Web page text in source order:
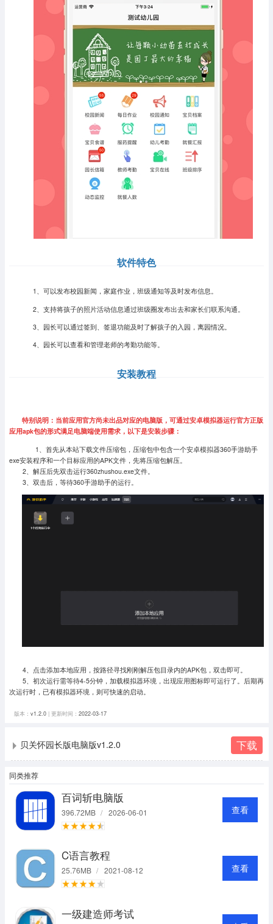
软件特色
1、可以发布校园新闻，家庭作业，班级通知等及时发布信息。
2、支持将孩子的照片活动信息通过班级圈发布出去和家长们联系沟通。
3、园长可以通过签到、签退功能及时了解孩子的入园，离园情况。
4、园长可以查看和管理老师的考勤功能等。
安装教程
特别说明：当前应用官方尚未出品对应的电脑版，可通过安卓模拟器运行官方正版
应用apk包的形式满足电脑端使用需求，以下是安装步骤：
1、首先从本站下载文件压缩包，压缩包中包含一个安卓模拟器360手游助手
exe安装程序和一个目标应用的APK文件，先将压缩包解压。
2、解压后先双击运行360zhushou.exe文件。
3、双击后，等待360手游助手的运行。
4、点击添加本地应用，按路径寻找刚刚解压包目录内的APK包，双击即可。
5、初次运行需等待4-5分钟，加载模拟器环境，出现应用图标即可运行了。 后期再
次运行时，已有模拟器环境，则可快速的启动。
版本： v1.2.0| 更新时间： 2022-03-17
贝关怀园长版电脑版v1.2.0 下载
同类推荐
百词斩电脑版
396.72MB / 2026-06-01 查看
C语言教程
25.76MB / 2021-08-12 查看
一级建造师考试